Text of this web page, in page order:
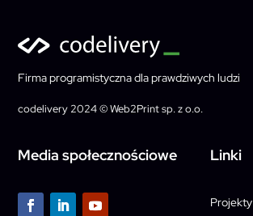
Firma programistyczna dla prawdziwych ludzi
codelivery 2024 © Web2Print sp. z o.o.
Media społecznościowe Linki
Projekty